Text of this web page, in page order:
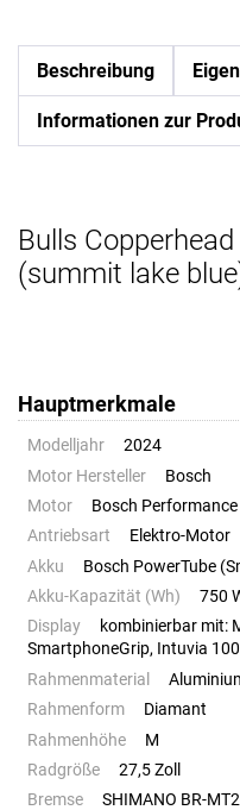
Beschreibung
Informationen zur
Bulls
(summit lake
Hauptmerkmale
Modelljahr
2024
Motor Hersteller
Bosch
Motor
Bosch
Antriebsart
Elektro-Motor
Akku
Bosch PowerTube
Akku-Kapazität (Wh)
750
Display
kombinierbar mit:
SmartphoneGrip, Intuvia
Rahmenmaterial
Rahmenform
Diamant
Rahmenhöhe
M
Radgröße
27,5 Zoll
Bremse
SHIMANO BR-